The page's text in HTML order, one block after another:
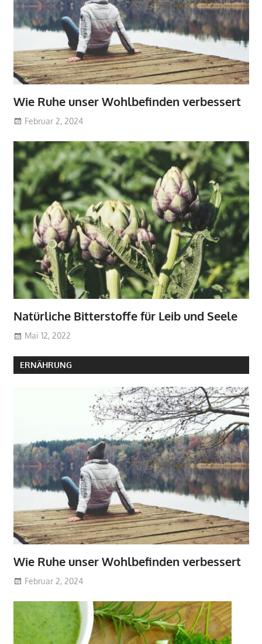
Wie Ruhe unser Wohlbefinden verbessert
Februar 2, 2024
Natürliche Bitterstoffe für Leib und Seele
Mai 12, 2022
ERNÄHRUNG
Wie Ruhe unser Wohlbefinden verbessert
Februar 2, 2024